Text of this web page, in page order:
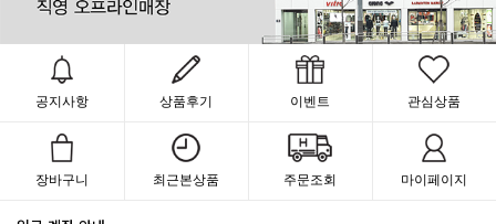
공지사항 상품후기 이벤트 관심상품
장바구니 최근본상품 주문조회 마이페이지